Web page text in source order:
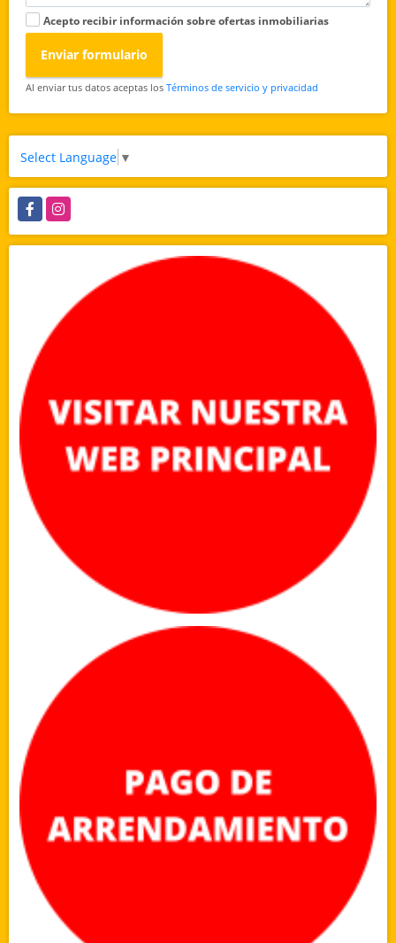
Acepto recibir información sobre ofertas inmobiliarias
Enviar formulario
Al enviar tus datos aceptas los Términos de servicio y privacidad
Select Language ▼
FacebookInstagram